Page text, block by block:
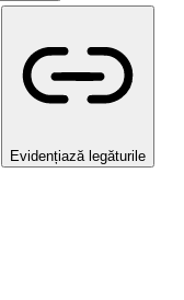
Evidențiază legăturile